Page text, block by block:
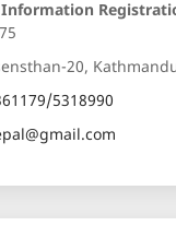
20,
5318990